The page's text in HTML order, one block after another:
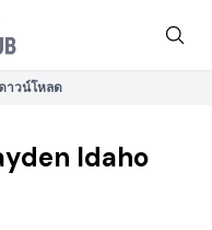
าวน์โหลด
Idaho